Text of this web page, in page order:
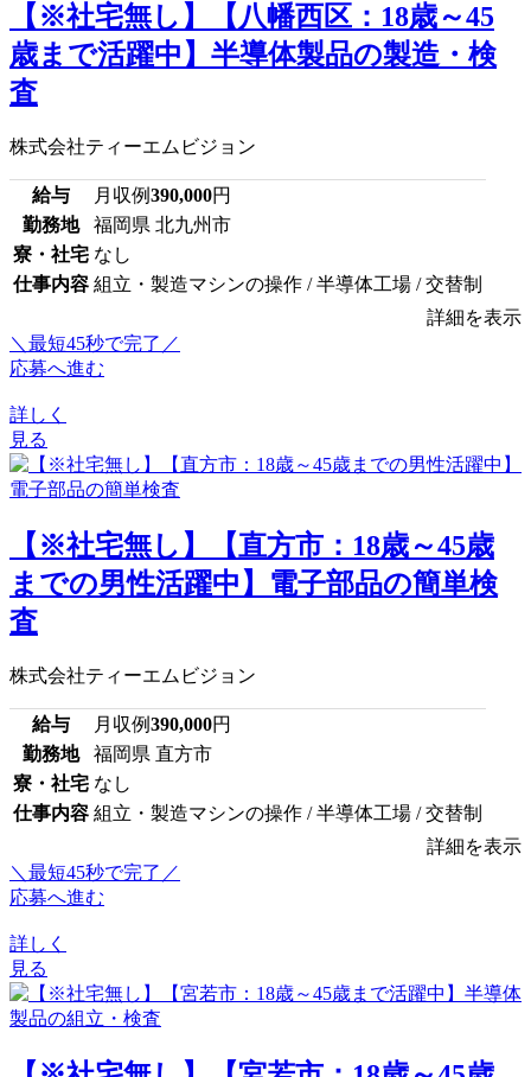
【※社宅無し】【八幡西区：18歳～45
歳まで活躍中】半導体製品の製造・検
査
株式会社ティーエムビジョン
給与 月収例390,000円
勤務地
福岡県 北九州市
寮・社宅 なし
仕事内容 組立・製造マシンの操作 / 半導体工場 / 交替制
詳細を表示
＼最短45秒で完了／
応募へ進む
詳しく
見る
【※社宅無し】【直方市：18歳～45歳
までの男性活躍中】電子部品の簡単検
査
株式会社ティーエムビジョン
給与 月収例390,000円
勤務地
福岡県 直方市
寮・社宅 なし
仕事内容 組立・製造マシンの操作 / 半導体工場 / 交替制
詳細を表示
＼最短45秒で完了／
応募へ進む
詳しく
見る